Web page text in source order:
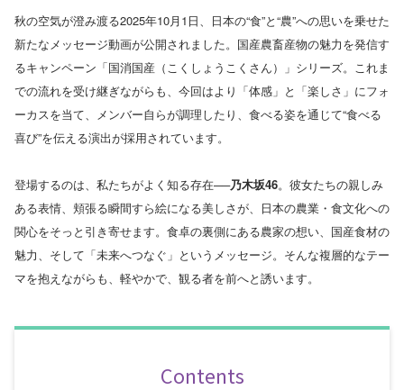
秋の空気が澄み渡る2025年10月1日、日本の“食”と“農”への思いを乗せた
新たなメッセージ動画が公開されました。国産農畜産物の魅力を発信す
るキャンペーン「国消国産（こくしょうこくさん）」シリーズ。これま
での流れを受け継ぎながらも、今回はより「体感」と「楽しさ」にフォ
ーカスを当て、メンバー自らが調理したり、食べる姿を通じて“食べる
喜び”を伝える演出が採用されています。
登場するのは、私たちがよく知る存在──乃木坂46。彼女たちの親しみ
ある表情、頬張る瞬間すら絵になる美しさが、日本の農業・食文化への
関心をそっと引き寄せます。食卓の裏側にある農家の想い、国産食材の
魅力、そして「未来へつなぐ」というメッセージ。そんな複層的なテー
マを抱えながらも、軽やかで、観る者を前へと誘います。
Contents